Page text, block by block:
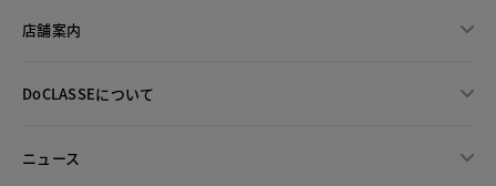
店舗案内
DoCLASSEについて
ニュース